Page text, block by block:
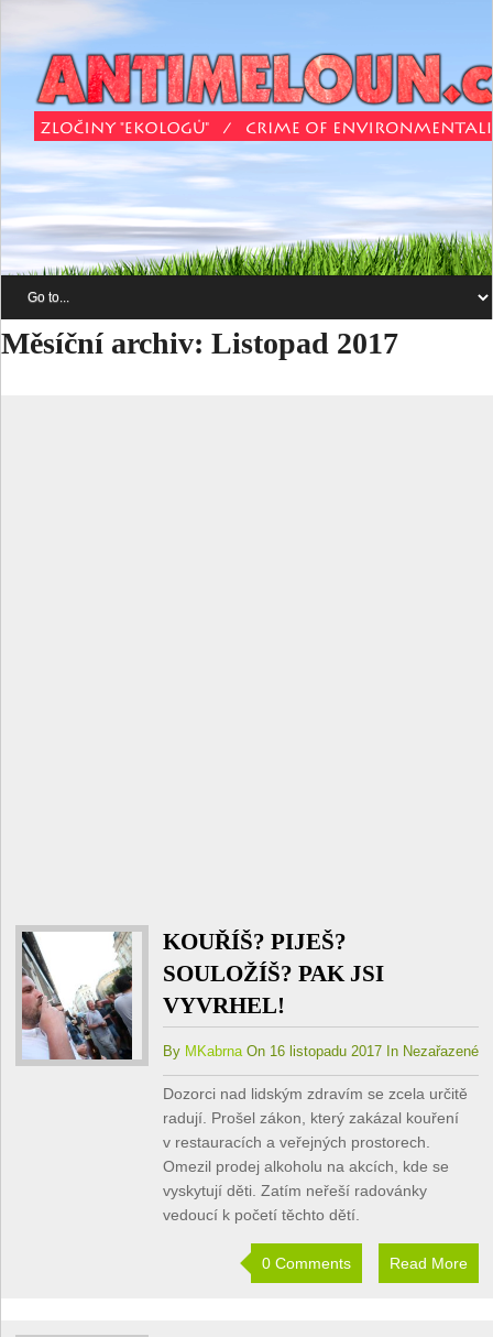
Měsíční archiv: Listopad 2017
KOUŘÍŠ? PIJEŠ?
SOULOŽÍŠ? PAK JSI
VYVRHEL!
By MKabrnaOn 16 listopadu 2017 In Nezařazené
Dozorci nad lidským zdravím se zcela určitě
radují. Prošel zákon, který zakázal kouření
v restauracích a veřejných prostorech.
Omezil prodej alkoholu na akcích, kde se
vyskytují děti. Zatím neřeší radovánky
vedoucí k početí těchto dětí.
0 Comments Read More